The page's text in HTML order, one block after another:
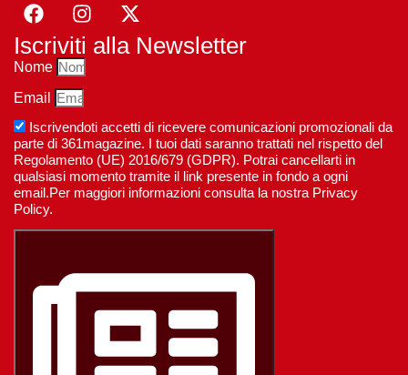
Iscriviti alla Newsletter
Nome
Email
Iscrivendoti accetti di ricevere comunicazioni promozionali da
parte di 361magazine. I tuoi dati saranno trattati nel rispetto del
Regolamento (UE) 2016/679 (GDPR). Potrai cancellarti in
qualsiasi momento tramite il link presente in fondo a ogni
email.Per maggiori informazioni consulta la nostra Privacy
Policy.